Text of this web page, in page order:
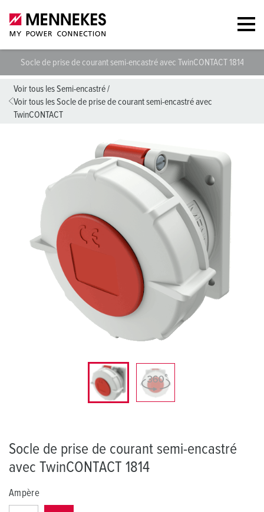
Socle de prise de courant semi-encastré avec TwinCONTACT 1814
Voir tous les Semi-encastré/
Voir tous les Socle de prise de courant semi-encastré avec
TwinCONTACT
Socle de prise de courant semi-encastré
avec TwinCONTACT 1814
Ampère